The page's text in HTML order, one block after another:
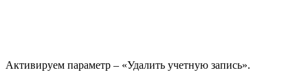
Активируем параметр – «Удалить учетную запись».